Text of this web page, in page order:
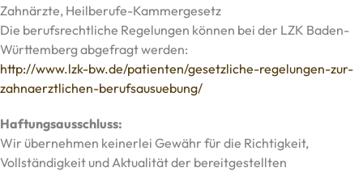
Zahnärzte, Heilberufe-Kammergesetz
Die berufsrechtliche Regelungen können bei der LZK Baden-
Württemberg abgefragt werden:
http://www.lzk-bw.de/patienten/gesetzliche-regelungen-zur-
zahnaerztlichen-berufsausuebung/
Haftungsausschluss:
Wir übernehmen keinerlei Gewähr für die Richtigkeit,
Vollständigkeit und Aktualität der bereitgestellten